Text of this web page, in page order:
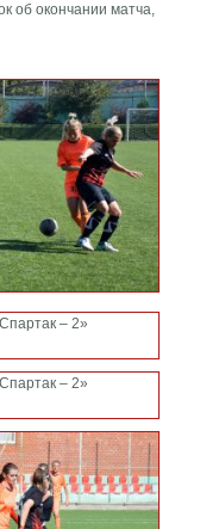
об окончании матча,